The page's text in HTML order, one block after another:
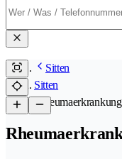
Sitten
Sitten
/